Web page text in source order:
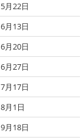
5月22日
6月13日
6月20日
6月27日
7月17日
8月1日
9月18日